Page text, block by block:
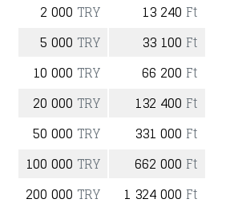
2 000 TRY 13 240 Ft
5 000 TRY 33 100 Ft
10 000 TRY 66 200 Ft
20 000 TRY 132 400 Ft
50 000 TRY 331 000 Ft
100 000 TRY 662 000 Ft
200 000 TRY 1 324 000 Ft